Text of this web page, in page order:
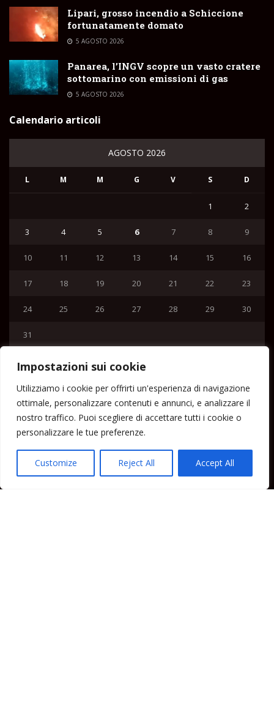
Impostazioni sui cookie
Utilizziamo i cookie per offrirti un'esperienza di navigazione
ottimale, personalizzare contenuti e annunci, e analizzare il
nostro traffico. Puoi scegliere di accettare tutti i cookie o
personalizzare le tue preferenze.
Customize Reject All Accept All
Lipari, grosso incendio a Schiccione
fortunatamente domato
5 AGOSTO 2026
Panarea, l’INGV scopre un vasto cratere
sottomarino con emissioni di gas
5 AGOSTO 2026
Calendario articoli
AGOSTO 2026
L M M G V S D
1 2
3 4 5 6 7 8 9
10 11 12 13 14 15 16
17 18 19 20 21 22 23
24 25 26 27 28 29 30
31
Home
Lipari News
Cronaca Lipari
Politica Lipari
Cultura Lipari